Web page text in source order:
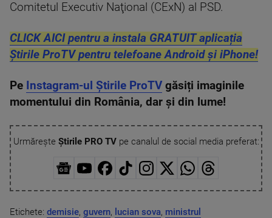
Comitetul Executiv Naţional (CExN) al PSD.
CLICK AICI pentru a instala GRATUIT aplicația
Știrile ProTV pentru telefoane Android și iPhone!
Pe Instagram-ul Știrile ProTV găsiți imaginile
momentului din România, dar și din lume!
Urmărește Știrile PRO TVpe canalul de social media preferat:
Etichete: demisie, guvern, lucian sova, ministrul